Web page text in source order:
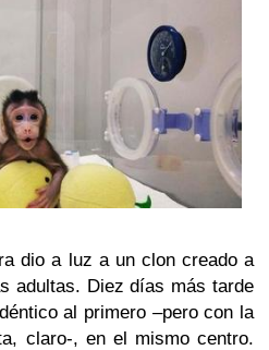
dio a luz a un clon creado a
adultas. Diez días más tarde
al primero –pero con la
claro-, en el mismo centro.